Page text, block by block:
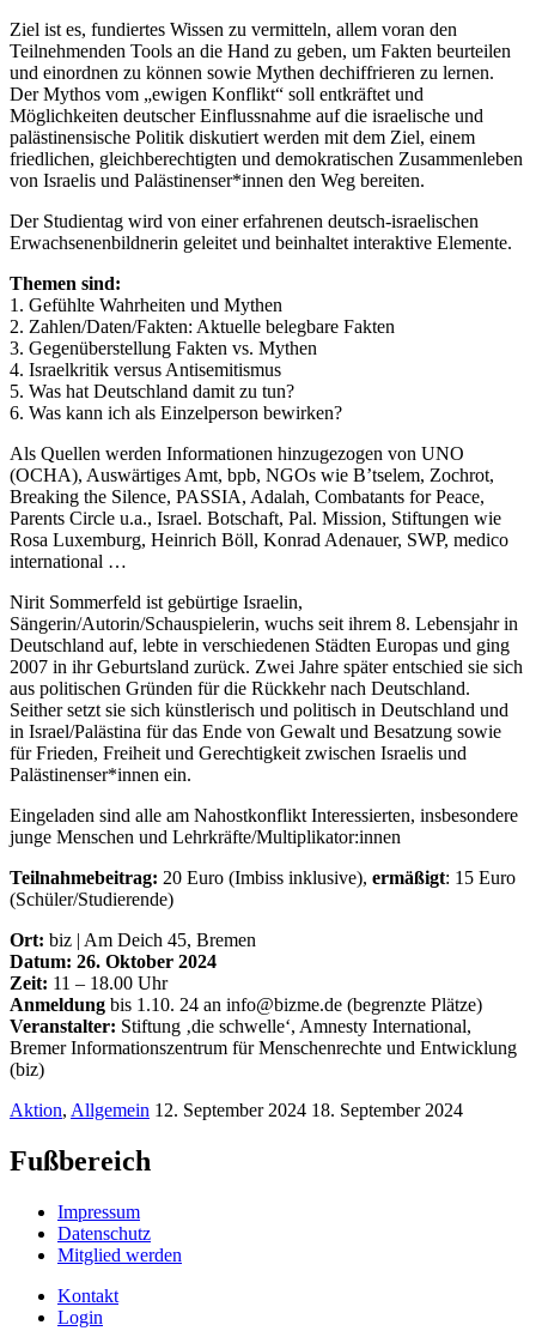
Ziel ist es, fundiertes Wissen zu vermitteln, allem voran den
Teilnehmenden Tools an die Hand zu geben, um Fakten beurteilen
und einordnen zu können sowie Mythen dechiffrieren zu lernen.
Der Mythos vom „ewigen Konflikt“ soll entkräftet und
Möglichkeiten deutscher Einflussnahme auf die israelische und
palästinensische Politik diskutiert werden mit dem Ziel, einem
friedlichen, gleichberechtigten und demokratischen Zusammenleben
von Israelis und Palästinenser*innen den Weg bereiten.
Der Studientag wird von einer erfahrenen deutsch-israelischen
Erwachsenenbildnerin geleitet und beinhaltet interaktive Elemente.
Themen sind:
1. Gefühlte Wahrheiten und Mythen
2. Zahlen/Daten/Fakten: Aktuelle belegbare Fakten
3. Gegenüberstellung Fakten vs. Mythen
4. Israelkritik versus Antisemitismus
5. Was hat Deutschland damit zu tun?
6. Was kann ich als Einzelperson bewirken?
Als Quellen werden Informationen hinzugezogen von UNO
(OCHA), Auswärtiges Amt, bpb, NGOs wie B’tselem, Zochrot,
Breaking the Silence, PASSIA, Adalah, Combatants for Peace,
Parents Circle u.a., Israel. Botschaft, Pal. Mission, Stiftungen wie
Rosa Luxemburg, Heinrich Böll, Konrad Adenauer, SWP, medico
international …
Nirit Sommerfeld ist gebürtige Israelin,
Sängerin/Autorin/Schauspielerin, wuchs seit ihrem 8. Lebensjahr in
Deutschland auf, lebte in verschiedenen Städten Europas und ging
2007 in ihr Geburtsland zurück. Zwei Jahre später entschied sie sich
aus politischen Gründen für die Rückkehr nach Deutschland.
Seither setzt sie sich künstlerisch und politisch in Deutschland und
in Israel/Palästina für das Ende von Gewalt und Besatzung sowie
für Frieden, Freiheit und Gerechtigkeit zwischen Israelis und
Palästinenser*innen ein.
Eingeladen sind alle am Nahostkonflikt Interessierten, insbesondere
junge Menschen und Lehrkräfte/Multiplikator:innen
Teilnahmebeitrag: 20 Euro (Imbiss inklusive), ermäßigt: 15 Euro
(Schüler/Studierende)
Ort: biz | Am Deich 45, Bremen
Datum: 26. Oktober 2024
Zeit: 11 – 18.00 Uhr
Anmeldung bis 1.10. 24 an info@bizme.de (begrenzte Plätze)
Veranstalter: Stiftung ‚die schwelle‘, Amnesty International,
Bremer Informationszentrum für Menschenrechte und Entwicklung
(biz)
Aktion, Allgemein 12. September 2024 18. September 2024
Fußbereich
Impressum
Datenschutz
Mitglied werden
Kontakt
Login